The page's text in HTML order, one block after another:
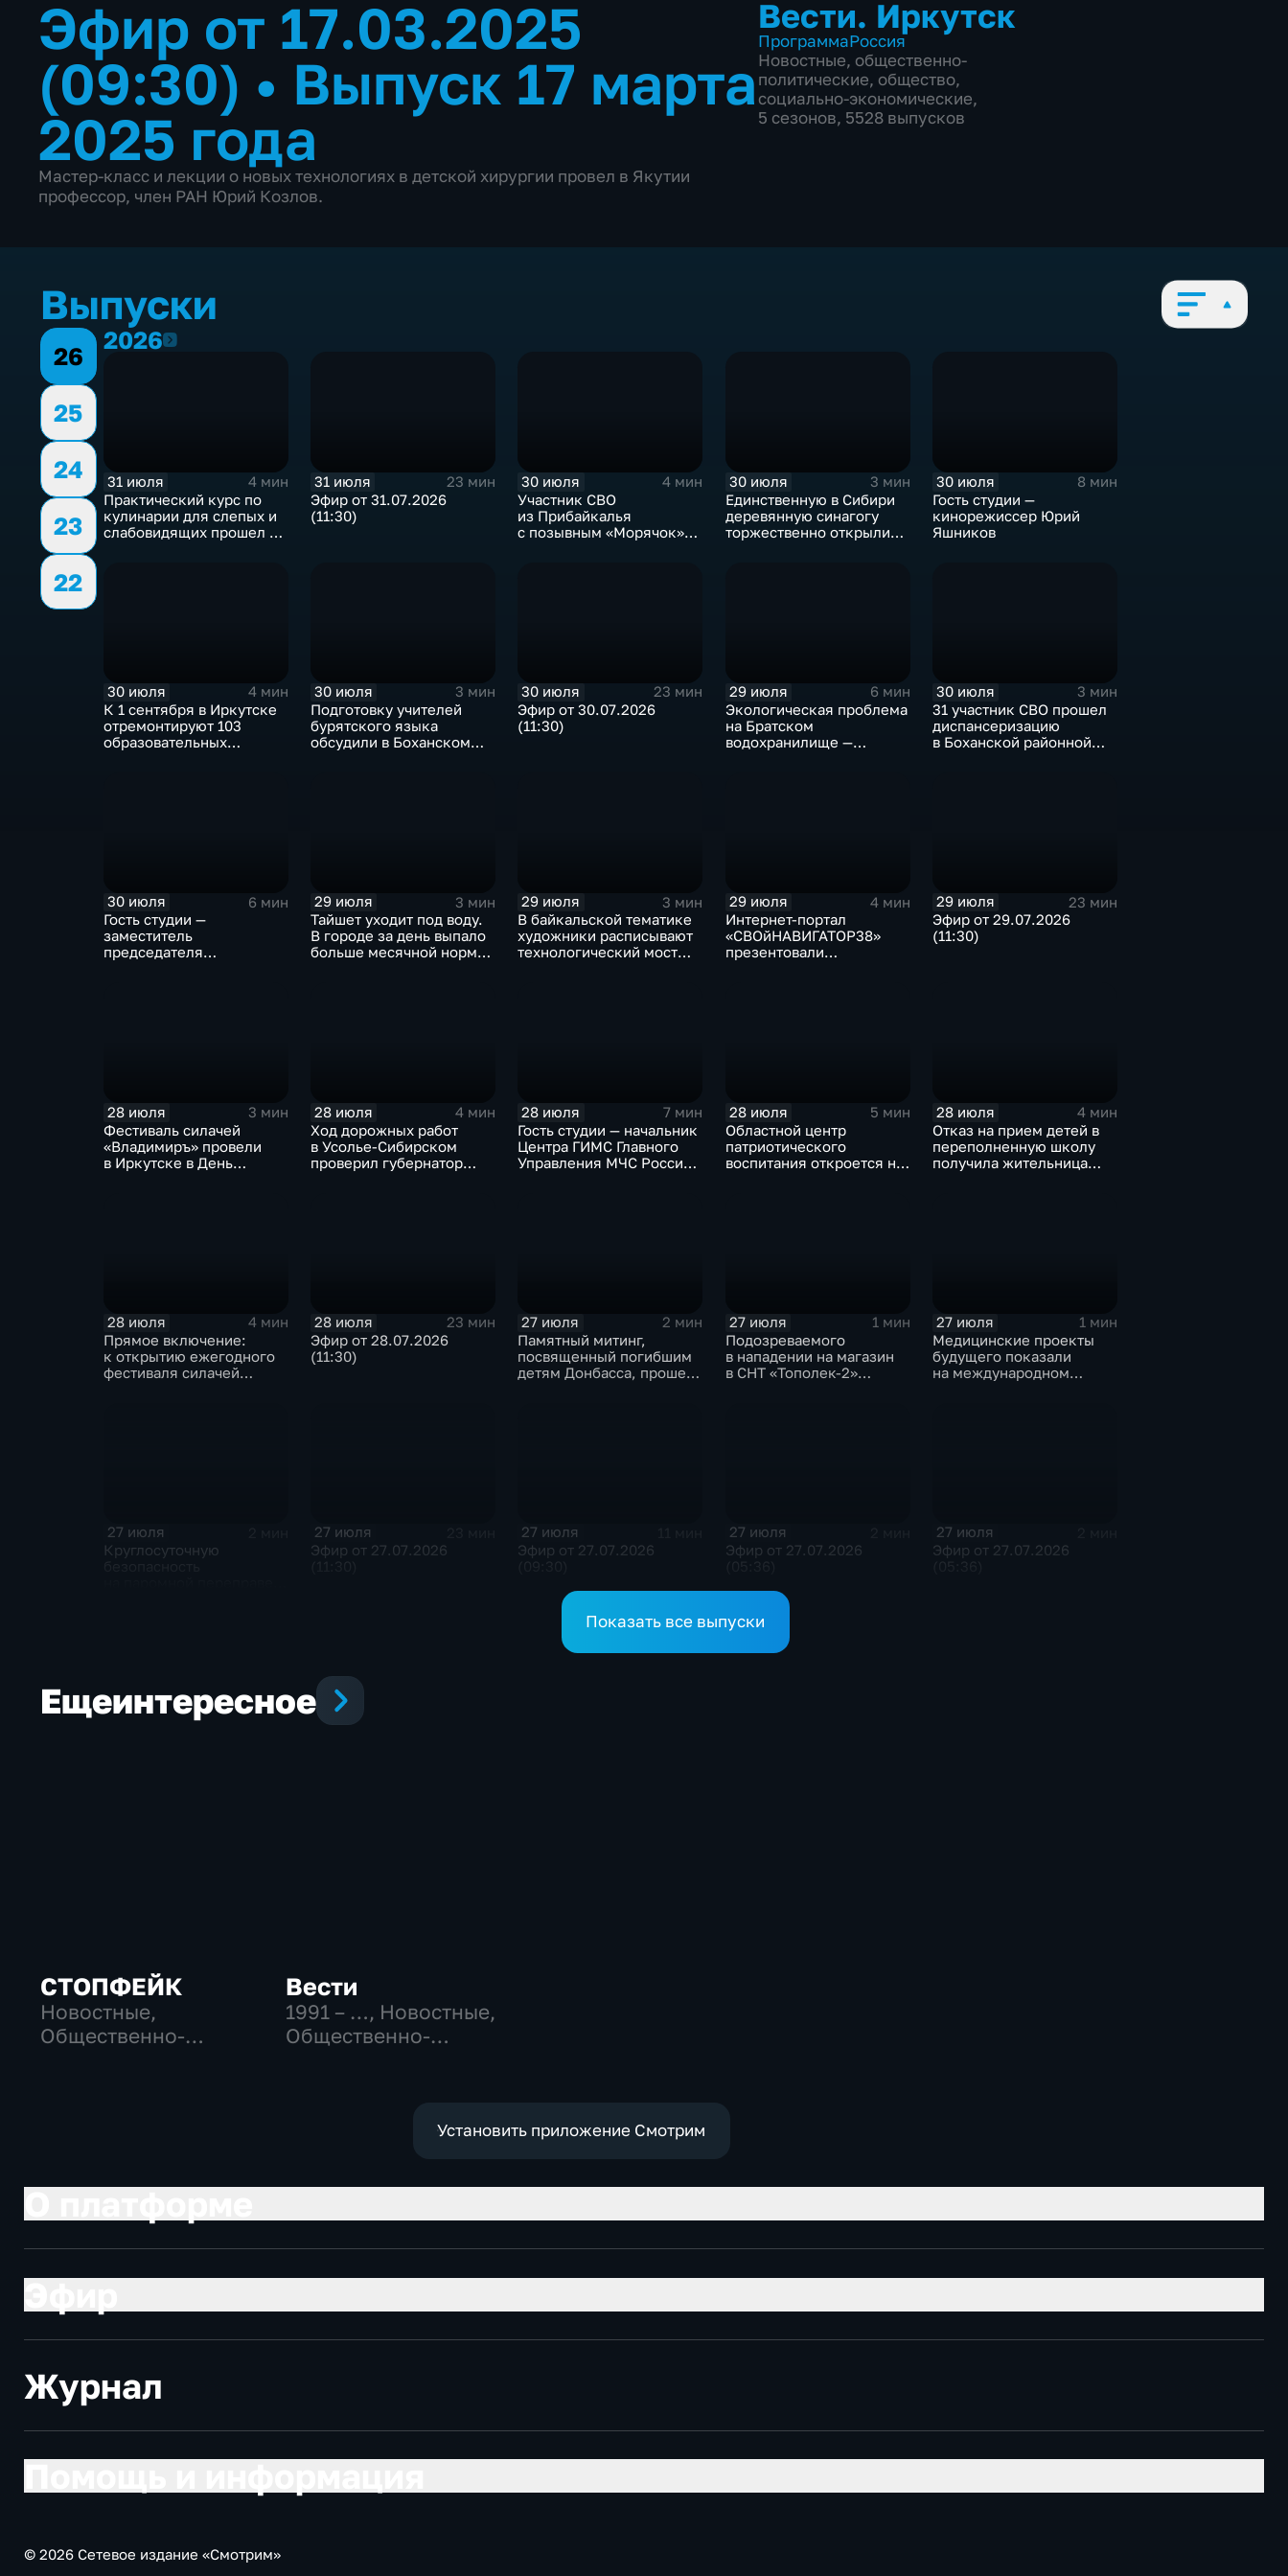
Эфир от 17.03.2025
(09:30) • Выпуск 17 марта
2025 года
Мастер-класс и лекции о новых технологиях в детской хирургии провел в Якутии
профессор, член РАН Юрий Козлов.
Вести. Иркутск
ПрограммаРоссия
Новостные, общественно-
политические, общество,
социально-экономические,
5 сезонов, 5528 выпусков
Выпуски
26
25
24
23
22
20262026
31 июля
4 мин
Практический курс по
кулинарии для слепых и
слабовидящих прошел в
31 июля
23 мин
Эфир от 31.07.2026
(11:30)
30 июля
4 мин
Участник СВО
из Прибайкалья
с позывным «Морячок»
30 июля
3 мин
Единственную в Сибири
деревянную синагогу
торжественно открыли
30 июля
8 мин
Гость студии —
кинорежиссер Юрий
Яшников
30 июля
4 мин
К 1 сентября в Иркутске
отремонтируют 103
образовательных
30 июля
3 мин
Подготовку учителей
бурятского языка
обсудили в Боханском
30 июля
23 мин
Эфир от 30.07.2026
(11:30)
29 июля
6 мин
Экологическая проблема
на Братском
водохранилище —
30 июля
3 мин
31 участник СВО прошел
диспансеризацию
в Боханской районной
30 июля
6 мин
Гость студии —
заместитель
председателя
29 июля
3 мин
Тайшет уходит под воду.
В городе за день выпало
больше месячной нормы
29 июля
3 мин
В байкальской тематике
художники расписывают
технологический мост
29 июля
4 мин
Интернет-портал
«СВОйНАВИГАТОР38»
презентовали
29 июля
23 мин
Эфир от 29.07.2026
(11:30)
28 июля
3 мин
Фестиваль силачей
«Владимиръ» провели
в Иркутске в День
28 июля
4 мин
Ход дорожных работ
в Усолье-Сибирском
проверил губернатор
28 июля
7 мин
Гость студии — начальник
Центра ГИМС Главного
Управления МЧС России
28 июля
5 мин
Областной центр
патриотического
воспитания откроется на
28 июля
4 мин
Отказ на прием детей в
переполненную школу
получила жительница
28 июля
4 мин
Прямое включение:
к открытию ежегодного
фестиваля силачей
28 июля
23 мин
Эфир от 28.07.2026
(11:30)
27 июля
2 мин
Памятный митинг,
посвященный погибшим
детям Донбасса, прошел
27 июля
1 мин
Подозреваемого
в нападении на магазин
в СНТ «Тополек-2»
27 июля
1 мин
Медицинские проекты
будущего показали
на международном
27 июля
Круглосуточную
27 июля
Эфир от 27.07.2026
27 июля
Эфир от 27.07.2026
27 июля
Эфир от 27.07.2026
27 июля
Эфир от 27.07.2026
Показать все выпуски
Ещеинтересное
СТОПФЕЙК
Новостные,
Общественно-
Вести
1991 – …, Новостные,
Общественно-
Установить приложение Смотрим
Журнал
© 2026 Сетевое издание «Смотрим»